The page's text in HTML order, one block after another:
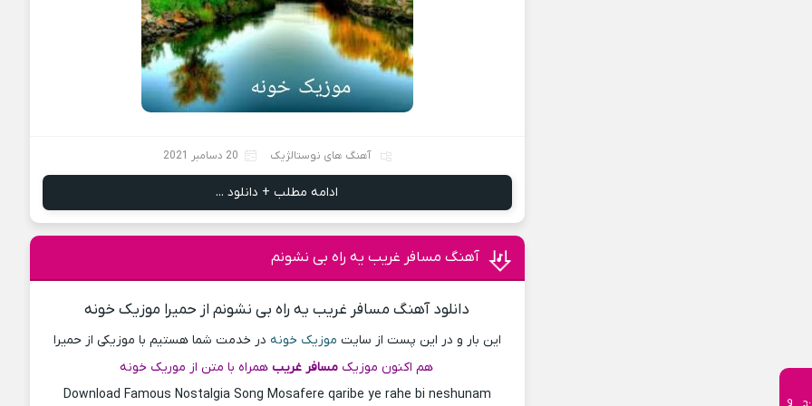
آهنگ های نوستالژیک 20 دسامبر 2021
ادامه مطلب + دانلود ...
آهنگ مسافر غریب یه راه بی نشونم
دانلود آهنگ مسافر غریب یه راه بی نشونم از حمیرا موزیک خونه
این بار و در این پست از سایت موزیک خونه در خدمت شما هستیم با موزیکی از حمیرا
هم اکنون موزیک مسافر غریب همراه با متن از موریک خونه
Download Famous Nostalgia Song Mosafere qaribe ye rahe bi neshunam